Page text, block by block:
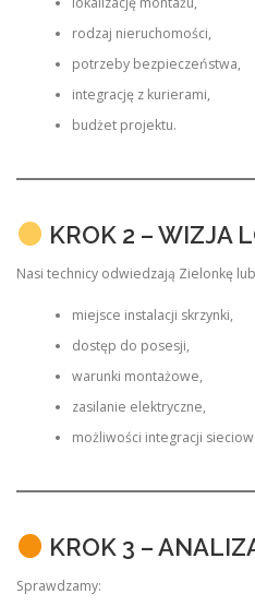
rodzaj nieruchomości,
potrzeby bezpieczeństwa,
integrację z kurierami,
budżet projektu.
KROK 2 – WIZJA
Nasi technicy odwiedzają Zielonkę
miejsce instalacji skrzynki,
dostęp do posesji,
warunki montażowe,
zasilanie elektryczne,
możliwości integracji
KROK 3 –
Sprawdzamy: